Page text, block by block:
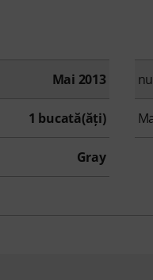
Mai 2013
1 bucată(ăţi)
Gray